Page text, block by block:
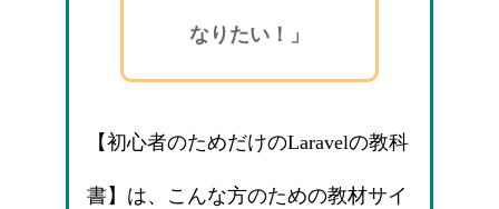
なりたい！」
【初心者のためだけのLaravelの教科
書】は、こんな方のための教材サイ